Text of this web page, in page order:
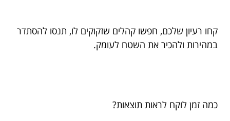
קחו רעיון שלכם, חפשו קהלים שזקוקים לו, תנסו להסתדר
במהירות ולהכיר את השטח לעומק.
כמה זמן לוקח לראות תוצאות?